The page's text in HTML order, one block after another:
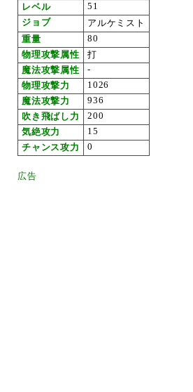
レベル
51
ジョブ
アルケミスト
重量
80
物理攻撃属性
打
魔法攻撃属性
-
物理攻撃力
1026
魔法攻撃力
936
吹き飛ばし力
200
気絶攻力
15
チャンス攻力
0